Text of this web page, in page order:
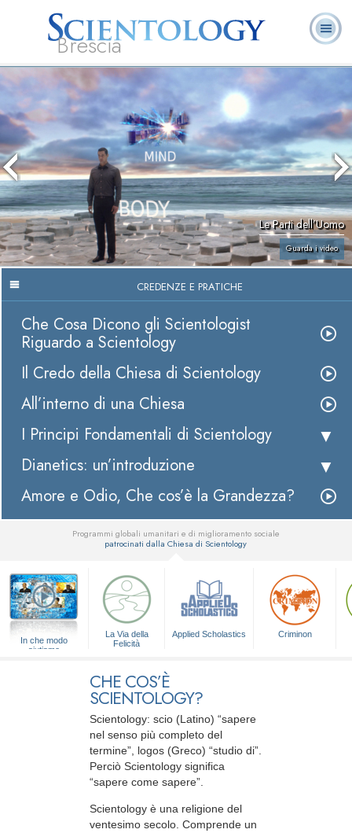
Brescia
Fondatore
Che cos’è
Scientology?
Le Parti dell’Uomo
Guarda i video
CREDENZE E PRATICHE
Che Cosa Dicono gli Scientologist
Riguardo a Scientology
Il Credo della Chiesa di Scientology
All’interno di una Chiesa
I Principi Fondamentali di Scientology
Dianetics: un’introduzione
Amore e Odio, Che cos’è la Grandezza?
Programmi globali umanitari e di miglioramento sociale
patrocinati dalla Chiesa di Scientology
In che modo
aiutiamo
La Via della
Felicità
Applied Scholastics Criminon
CHE COS’È
SCIENTOLOGY?
Scientology: scio (Latino) “sapere
nel senso più completo del
termine”, logos (Greco) “studio di”.
Perciò Scientology significa
“sapere come sapere”.
Scientology è una religione del
ventesimo secolo. Comprende un